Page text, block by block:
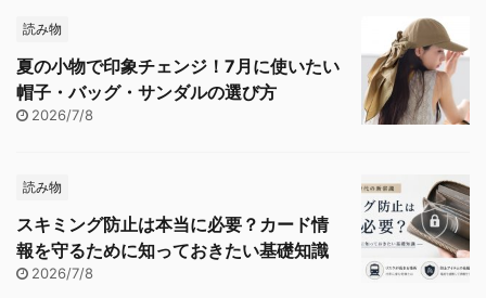
読み物
夏の小物で印象チェンジ！7月に使いたい
帽子・バッグ・サンダルの選び方
2026/7/8
読み物
スキミング防止は本当に必要？カード情
報を守るために知っておきたい基礎知識
2026/7/8